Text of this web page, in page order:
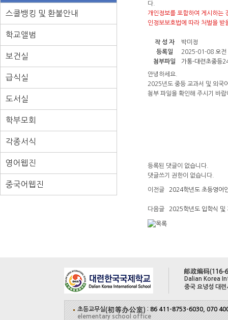
스쿨뱅킹 및 환불안내
학교앨범
보건실
급식실
도서실
학부모회
각종서식
영어웹진
중국어웹진
다.
개인정보를 포함하여 게시하는
인정보보호법에 따라 처벌을 받
작 성 자
박미정
등록일
2025-01-08 오
첨부파일
가통-대련초중등
안녕하세요.
2025년도 중등 교과서 및 외국
첨부 파일을 확인해 주시기 바
등록된 댓글이 없습니다.
댓글쓰기 권한이 없습니다.
이전글 2024학년도 초등영어
다음글 2025학년도 입학식 및
Dalian Korea
중국 요녕성 대
초등교무실 : 86 411-8753-6030, 070
elementary school office